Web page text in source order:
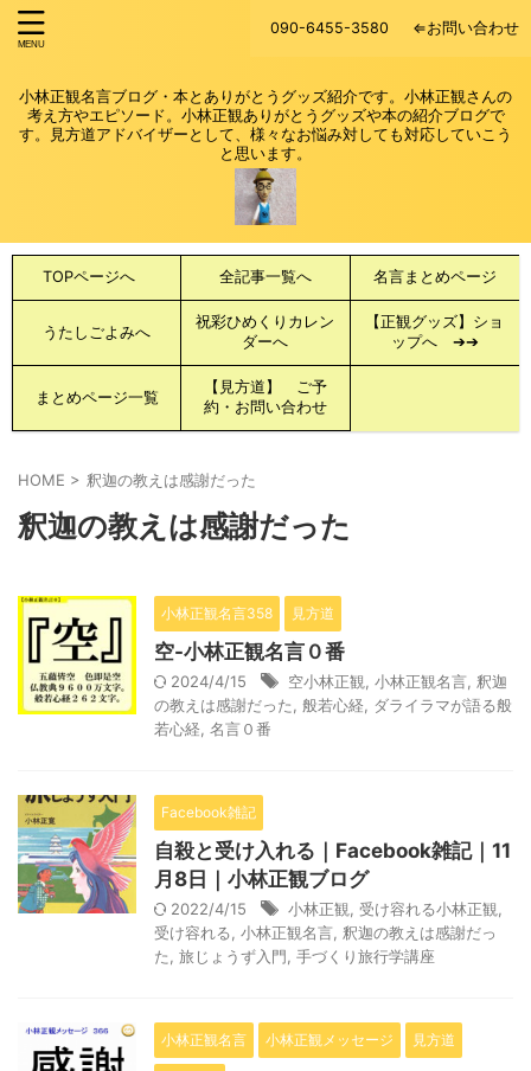
090-6455-3580 ⇐お問い合わせ
小林正観名言ブログ・本とありがとうグッズ紹介です。小林正観さんの
考え方やエピソード。小林正観ありがとうグッズや本の紹介ブログで
す。見方道アドバイザーとして、様々なお悩み対しても対応していこう
と思います。
TOPページへ 全記事一覧へ 名言まとめページ
うたしごよみへ
祝彩ひめくりカレン
ダーへ
【正観グッズ】ショ
ップへ ➔➔
まとめページ一覧
【見方道】 ご予
約・お問い合わせ
HOME > 釈迦の教えは感謝だった
釈迦の教えは感謝だった
小林正観名言358 見方道
空-小林正観名言０番
2024/4/15 空小林正観 小林正観名言 釈迦
の教えは感謝だった
般若心経
ダライラマが語る般
若心経 名言０番
Facebook雑記
自殺と受け入れる｜Facebook雑記｜11
月8日｜小林正観ブログ
2022/4/15 小林正観 受け容れる小林正観
受け容れる 小林正観名言 釈迦の教えは感謝だっ
た
旅じょうず入門 手づくり旅行学講座
小林正観名言 小林正観メッセージ 見方道